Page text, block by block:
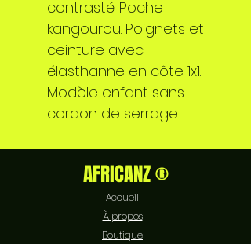
contrasté. Poche
kangourou. Poignets et
ceinture avec
élasthanne en côte 1x1.
Modèle enfant sans
cordon de serrage
AFRICANZ ®
Accueil
À propos
Boutique